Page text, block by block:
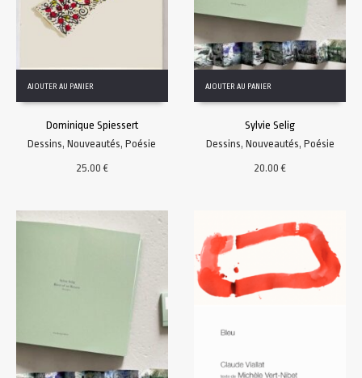
AJOUTER AU PANIER
Dominique Spiessert
Dessins,Nouveautés,Poésie
25.00€
AJOUTER AU PANIER
Sylvie Selig
Dessins, Nouveautés, Poésie
20.00€